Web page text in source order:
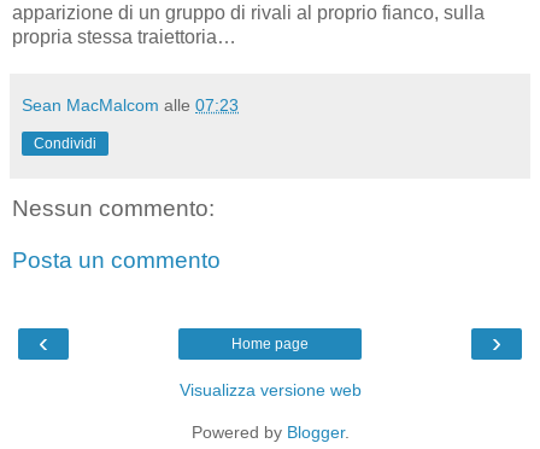
apparizione di un gruppo di rivali al proprio fianco, sulla
propria stessa traiettoria…
Sean MacMalcom alle 07:23
Condividi
Nessun commento:
Posta un commento
‹ ›
Home page
Visualizza versione web
Powered by Blogger.